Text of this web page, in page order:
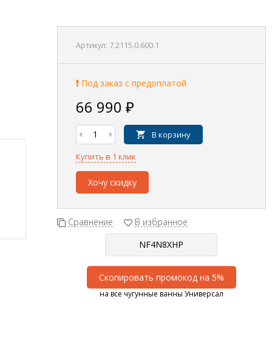
Артикул: 7.2115.0.600.1
Под заказ с предоплатой
66 990 ₽
В корзину
Купить в 1 клик
Хочу скидку
Сравнение В избранное
Скопировать промокод на 5%
на все чугунные ванны Универсал